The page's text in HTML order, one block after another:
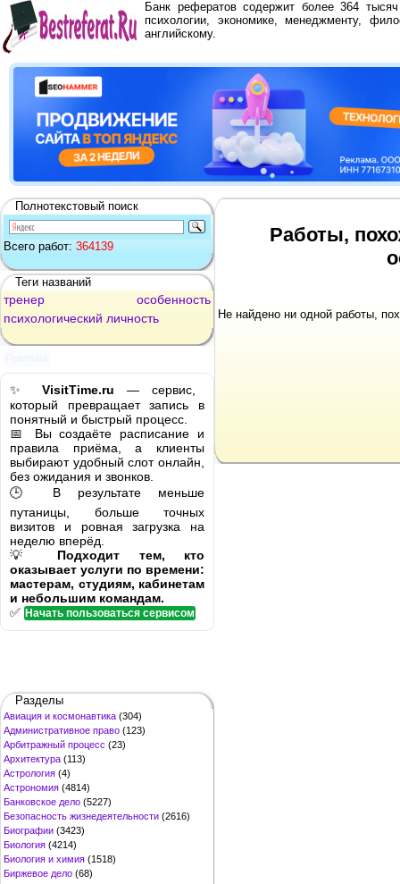
Банк рефератов содержит более 364
психологии, экономике, менеджменту,
английскому.
Полнотекстовый поиск
Всего работ: 364139
Теги названий
тренер
особенность
психологический личность
✨ VisitTime.ru — сервис,
который превращает запись в
понятный и быстрый процесс.
📅 Вы создаёте расписание и
правила приёма, а клиенты
выбирают удобный слот онлайн,
без ожидания и звонков.
🕒 В результате меньше
путаницы, больше точных
визитов и ровная загрузка на
неделю вперёд.
💡 Подходит тем, кто
оказывает услуги по времени:
мастерам, студиям, кабинетам
и небольшим командам.
✅ Начать пользоваться сервисом
Разделы
Авиация и космонавтика (304)
Административное право (123)
Арбитражный процесс (23)
Архитектура (113)
Астрология (4)
Астрономия (4814)
Банковское дело (5227)
Безопасность жизнедеятельности (2616)
Биографии (3423)
Биология (4214)
Биология и химия (1518)
Биржевое дело (68)
Работы,
Не найдено ни одной работы,